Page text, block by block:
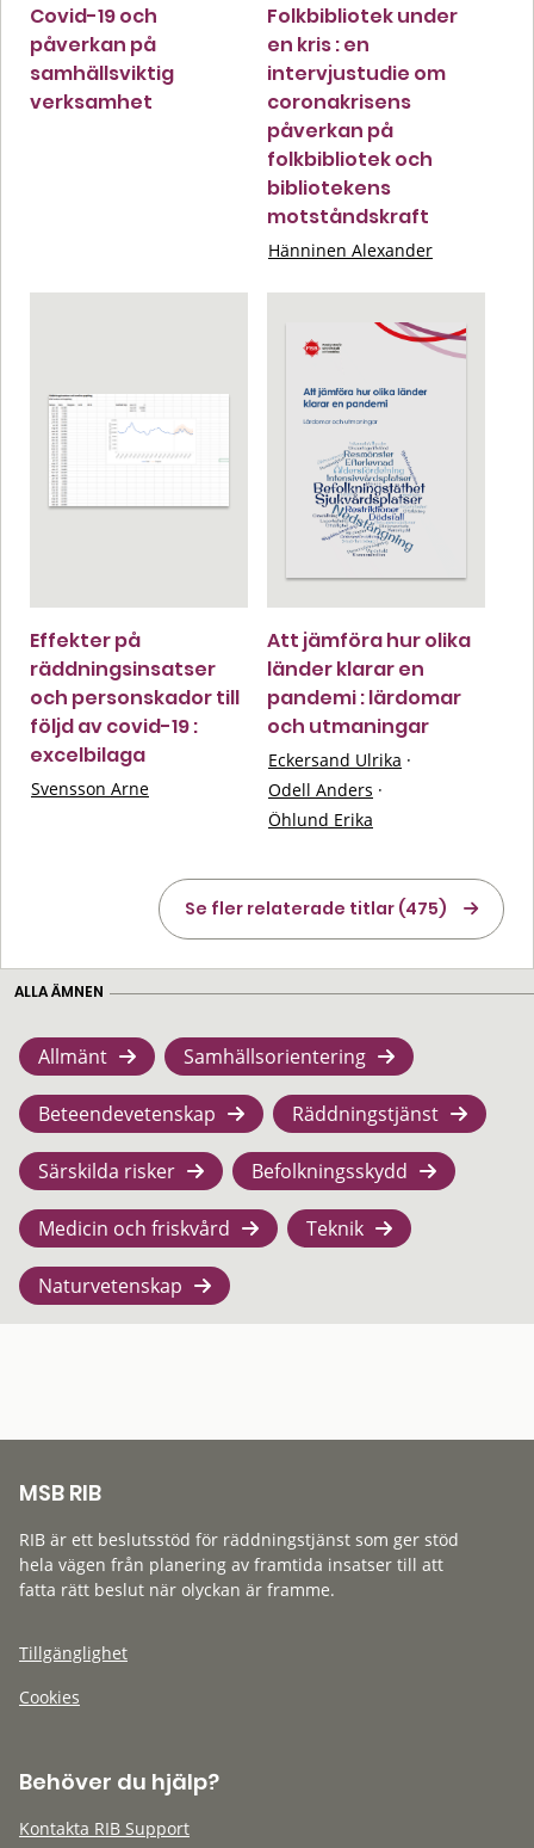
Covid-19 och
påverkan på
samhällsviktig
verksamhet
Folkbibliotek under
en kris : en
intervjustudie om
coronakrisens
påverkan på
folkbibliotek och
bibliotekens
motståndskraft
Hänninen Alexander
Effekter på
räddningsinsatser
och personskador till
följd av covid-19 :
excelbilaga
Svensson Arne
Att jämföra hur olika
länder klarar en
pandemi : lärdomar
och utmaningar
Eckersand Ulrika ·
Odell Anders ·
Öhlund Erika
Se fler relaterade titlar (475)
ALLA ÄMNEN
Allmänt Samhällsorientering
Beteendevetenskap Räddningstjänst
Särskilda risker Befolkningsskydd
Medicin och friskvård Teknik
Naturvetenskap
MSB RIB
RIB är ett beslutsstöd för räddningstjänst som ger stöd
hela vägen från planering av framtida insatser till att
fatta rätt beslut när olyckan är framme.
Tillgänglighet
Cookies
Behöver du hjälp?
Kontakta RIB Support